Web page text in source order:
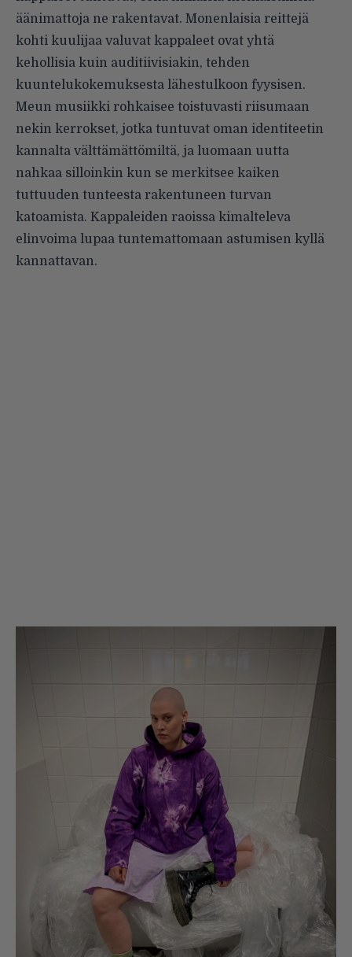
äänimattoja ne rakentavat. Monenlaisia reittejä
kohti kuulijaa valuvat kappaleet ovat yhtä
kehollisia kuin auditiivisiakin, tehden
kuuntelukokemuksesta lähestulkoon fyysisen.
Meun musiikki rohkaisee toistuvasti riisumaan
nekin kerrokset, jotka tuntuvat oman identiteetin
kannalta välttämättömiltä, ja luomaan uutta
nahkaa silloinkin kun se merkitsee kaiken
tuttuuden tunteesta rakentuneen turvan
katoamista. Kappaleiden raoissa kimalteleva
elinvoima lupaa tuntemattomaan astumisen kyllä
kannattavan.